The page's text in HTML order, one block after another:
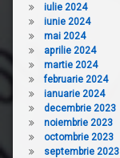
iulie 2024
iunie 2024
mai 2024
aprilie 2024
martie 2024
februarie 2024
ianuarie 2024
decembrie 2023
noiembrie 2023
octombrie 2023
septembrie 2023